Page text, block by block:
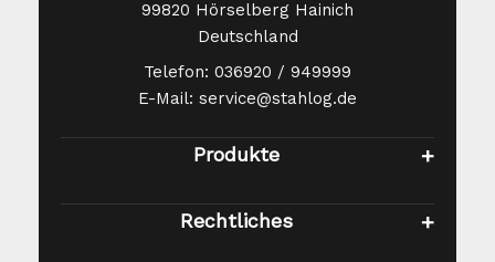
99820 Hörselberg Hainich
Deutschland
Telefon: 036920 / 949999
E-Mail: service@stahlog.de
Produkte
Rechtliches